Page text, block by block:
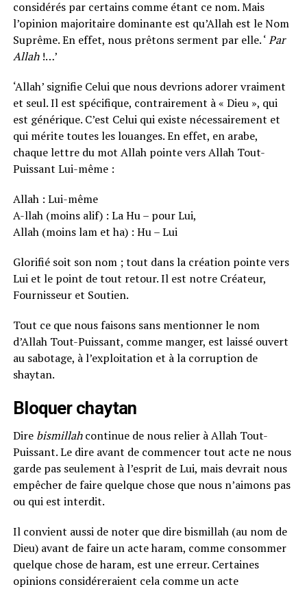
considérés par certains comme étant ce nom. Mais
l’opinion majoritaire dominante est qu’Allah est le Nom
Suprême. En effet, nous prêtons serment par elle. ‘Par
Allah!…’
‘Allah’ signifie Celui que nous devrions adorer vraiment
et seul. Il est spécifique, contrairement à « Dieu », qui
est générique. C’est Celui qui existe nécessairement et
qui mérite toutes les louanges. En effet, en arabe,
chaque lettre du mot Allah pointe vers Allah Tout-
Puissant Lui-même :
Allah : Lui-même
A-llah (moins alif) : La Hu – pour Lui,
Allah (moins lam et ha) : Hu – Lui
Glorifié soit son nom ; tout dans la création pointe vers
Lui et le point de tout retour. Il est notre Créateur,
Fournisseur et Soutien.
Tout ce que nous faisons sans mentionner le nom
d’Allah Tout-Puissant, comme manger, est laissé ouvert
au sabotage, à l’exploitation et à la corruption de
shaytan.
Bloquer chaytan
Dire bismillahcontinue de nous relier à Allah Tout-
Puissant. Le dire avant de commencer tout acte ne nous
garde pas seulement à l’esprit de Lui, mais devrait nous
empêcher de faire quelque chose que nous n’aimons pas
ou qui est interdit.
Il convient aussi de noter que dire bismillah (au nom de
Dieu) avant de faire un acte haram, comme consommer
quelque chose de haram, est une erreur. Certaines
opinions considéreraient cela comme un acte